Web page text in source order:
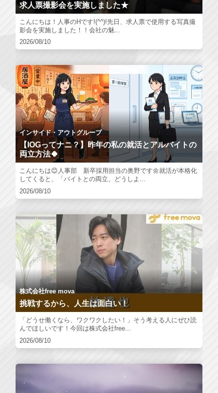
求人票撮影会を実施しました★
こんにちは！人事のHです!(^^)!先日、求人票で使用する写真撮
影会を実施しました！！会社の魅...
2026/08/10
インサイド・アウトグループ
【IOGってナニ？】昨年の私の就活とアルバイトの
両立方法🍀
こんにちは😊人事部 新卒採用担当の奥野です🌼就活が本格化
してくると、「バイトとの両立、どうしよ...
2026/08/10
株式会社free mova
挑戦するから、人生は面白い！
「どうせ働くなら、ワクワクしたい！」そう考える人にぜひ読
んでほしいです！今回は株式会社free...
2026/08/10